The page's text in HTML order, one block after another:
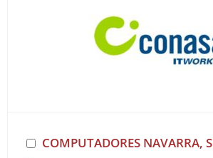
COMPUTADORES NAVARRA,